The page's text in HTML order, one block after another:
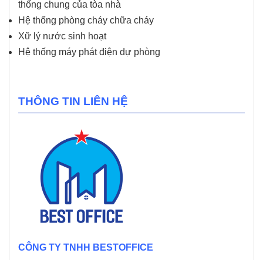
thống chung của tòa nhà
Hệ thống phòng cháy chữa cháy
Xữ lý nước sinh hoạt
Hệ thống máy phát điện dự phòng
THÔNG TIN LIÊN HỆ
CÔNG TY TNHH BESTOFFICE